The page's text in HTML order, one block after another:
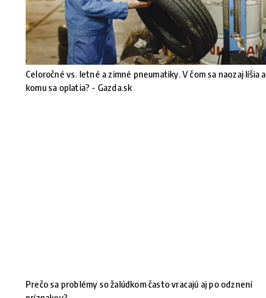
Celoročné vs. letné a zimné pneumatiky. V čom sa naozaj líšia a
komu sa oplatia? - Gazda.sk
Prečo sa problémy so žalúdkom často vracajú aj po odznení